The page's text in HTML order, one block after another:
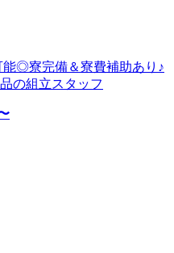
能◎寮完備＆寮費補助あり♪
の組立スタッフ